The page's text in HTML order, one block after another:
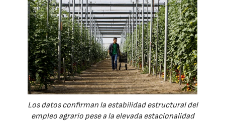
Los datos confirman la estabilidad estructural del
empleo agrario pese a la elevada estacionalidad